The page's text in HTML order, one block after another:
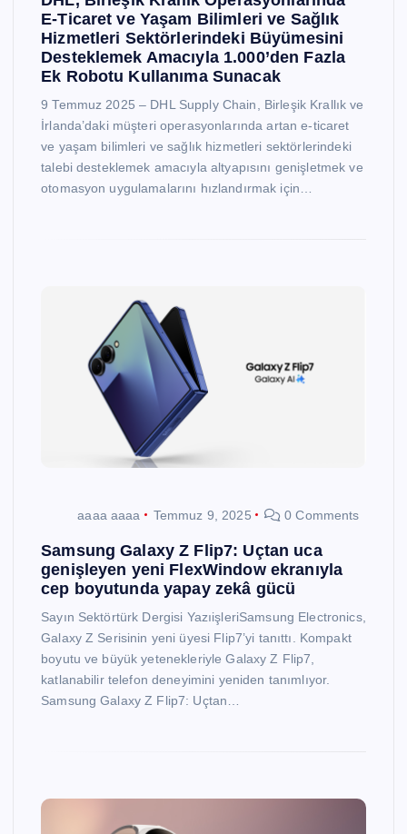
E-Ticaret ve Yaşam Bilimleri ve Sağlık
Hizmetleri Sektörlerindeki Büyümesini
Desteklemek Amacıyla 1.000’den Fazla
Ek Robotu Kullanıma Sunacak
9 Temmuz 2025 – DHL Supply Chain, Birleşik Krallık ve
İrlanda’daki müşteri operasyonlarında artan e-ticaret
ve yaşam bilimleri ve sağlık hizmetleri sektörlerindeki
talebi desteklemek amacıyla altyapısını genişletmek ve
otomasyon uygulamalarını hızlandırmak için…
aaaa aaaa Temmuz 9, 2025 0 Comments
Samsung Galaxy Z Flip7: Uçtan uca
genişleyen yeni FlexWindow ekranıyla
cep boyutunda yapay zekâ gücü
Sayın Sektörtürk Dergisi YazıişleriSamsung Electronics,
Galaxy Z Serisinin yeni üyesi Flip7’yi tanıttı. Kompakt
boyutu ve büyük yetenekleriyle Galaxy Z Flip7,
katlanabilir telefon deneyimini yeniden tanımlıyor.
Samsung Galaxy Z Flip7: Uçtan…